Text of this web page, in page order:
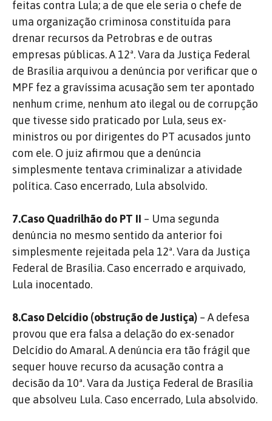
feitas contra Lula; a de que ele seria o chefe de
uma organização criminosa constituída para
drenar recursos da Petrobras e de outras
empresas públicas. A 12ª. Vara da Justiça Federal
de Brasília arquivou a denúncia por verificar que o
MPF fez a gravíssima acusação sem ter apontado
nenhum crime, nenhum ato ilegal ou de corrupção
que tivesse sido praticado por Lula, seus ex-
ministros ou por dirigentes do PT acusados junto
com ele. O juiz afirmou que a denúncia
simplesmente tentava criminalizar a atividade
política. Caso encerrado, Lula absolvido.
7.Caso Quadrilhão do PT II – Uma segunda
denúncia no mesmo sentido da anterior foi
simplesmente rejeitada pela 12ª. Vara da Justiça
Federal de Brasília. Caso encerrado e arquivado,
Lula inocentado.
8.Caso Delcídio (obstrução de Justiça) – A defesa
provou que era falsa a delação do ex-senador
Delcídio do Amaral. A denúncia era tão frágil que
sequer houve recurso da acusação contra a
decisão da 10ª. Vara da Justiça Federal de Brasília
que absolveu Lula. Caso encerrado, Lula absolvido.